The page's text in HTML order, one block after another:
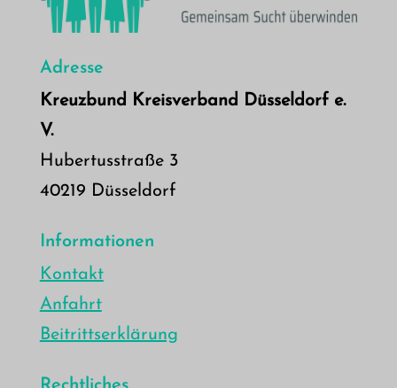
Adresse
Kreuzbund Kreisverband Düsseldorf e.
V.
Hubertusstraße 3
40219 Düsseldorf
Informationen
Kontakt
Anfahrt
Beitrittserklärung